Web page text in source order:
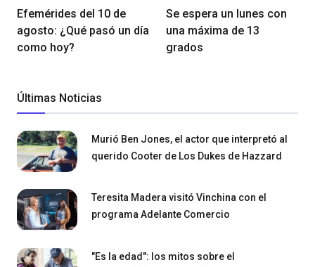
Efemérides del 10 de
agosto: ¿Qué pasó un día
como hoy?
Se espera un lunes con
una máxima de 13
grados
Últimas Noticias
Murió Ben Jones, el actor que interpretó al
querido Cooter de Los Dukes de Hazzard
Teresita Madera visitó Vinchina con el
programa Adelante Comercio
"Es la edad": los mitos sobre el